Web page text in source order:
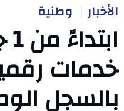
الأخبار وطنية
بالسجل